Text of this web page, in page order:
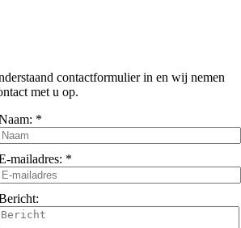
contactformulier in en wij nemen
met u op.
*
mailadres: *